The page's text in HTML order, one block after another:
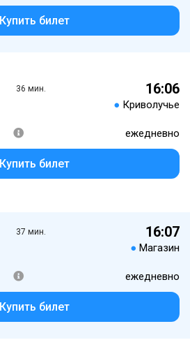
Купить билет
36 мин. 16:06
● Криволучье
ежедневно
Купить билет
37 мин. 16:07
● Магазин
ежедневно
Купить билет